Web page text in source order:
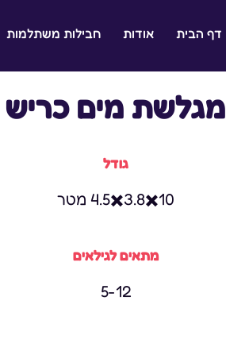
דף הבית אודות חבילות משתלמות
מגלשת מים כריש
גודל
10✖️3.8✖️4.5 מטר
מתאים לגילאים
5-12